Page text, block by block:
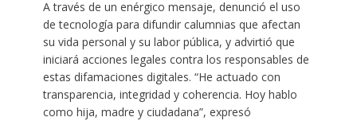
A través de un enérgico mensaje, denunció el uso
de tecnología para difundir calumnias que afectan
su vida personal y su labor pública, y advirtió que
iniciará acciones legales contra los responsables de
estas difamaciones digitales. “He actuado con
transparencia, integridad y coherencia. Hoy hablo
como hija, madre y ciudadana”, expresó